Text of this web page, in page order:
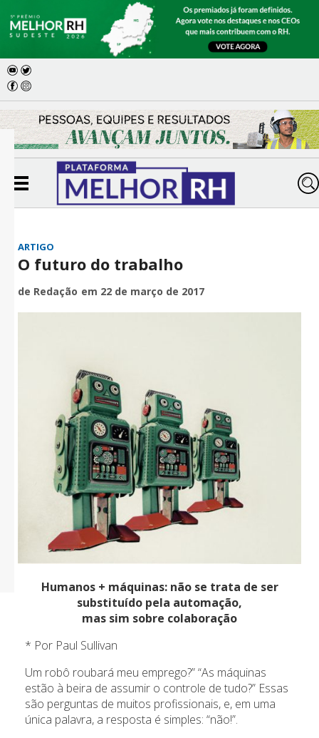
ARTIGO
O futuro do trabalho
de Redação em 22 de março de 2017
Humanos + máquinas: não se trata de ser
substituído pela automação,
mas sim sobre colaboração
* Por Paul Sullivan
Um robô roubará meu emprego?” “As máquinas
estão à beira de assumir o controle de tudo?” Essas
são perguntas de muitos profissionais, e, em uma
única palavra, a resposta é simples: “não!”.